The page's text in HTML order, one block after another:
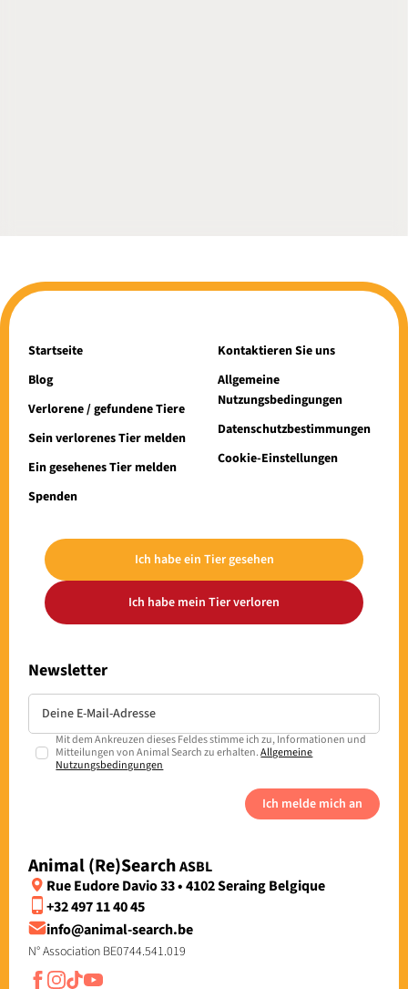
Animal (Re)SearchASBL
Rue Eudore Davio 33 • 4102 Seraing Belgique
+32 497 11 40 45
info@animal-search.be
N° Association BE0744.541.019
Startseite
Blog
Verlorene / gefundene Tiere
Sein verlorenes Tier melden
Ein gesehenes Tier melden
Spenden
Kontaktieren Sie uns
Allgemeine
Nutzungsbedingungen
Datenschutzbestimmungen
Cookie-Einstellungen
Ich habe ein Tier gesehen
Ich habe mein Tier verloren
Newsletter
Mit dem Ankreuzen dieses Feldes stimme ich zu, Informationen und
Mitteilungen von Animal Search zu erhalten.Allgemeine
Nutzungsbedingungen
Ich melde mich an